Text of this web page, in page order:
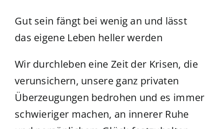
Gut sein fängt bei wenig an und lässt
das eigene Leben heller werden
Wir durchleben eine Zeit der Krisen, die
verunsichern, unsere ganz privaten
Überzeugungen bedrohen und es immer
schwieriger machen, an innerer Ruhe